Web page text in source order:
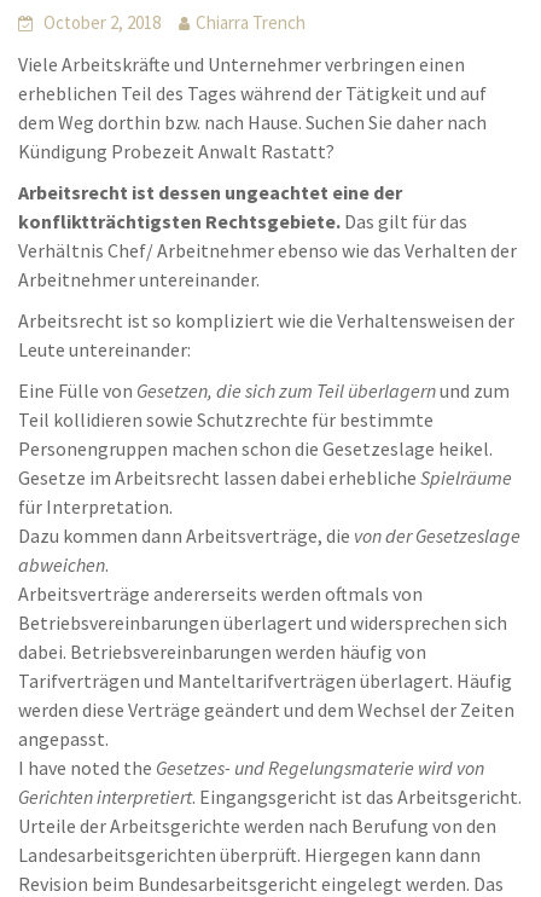
October 2, 2018 Chiarra Trench
Viele Arbeitskräfte und Unternehmer verbringen einen
erheblichen Teil des Tages während der Tätigkeit und auf
dem Weg dorthin bzw. nach Hause. Suchen Sie daher nach
Kündigung Probezeit Anwalt Rastatt?
Arbeitsrecht ist dessen ungeachtet eine der
konfliktträchtigsten Rechtsgebiete. Das gilt für das
Verhältnis Chef/ Arbeitnehmer ebenso wie das Verhalten der
Arbeitnehmer untereinander.
Arbeitsrecht ist so kompliziert wie die Verhaltensweisen der
Leute untereinander:
Eine Fülle von Gesetzen, die sich zum Teil überlagernund zum
Teil kollidieren sowie Schutzrechte für bestimmte
Personengruppen machen schon die Gesetzeslage heikel.
Gesetze im Arbeitsrecht lassen dabei erhebliche Spielräume
für Interpretation.
Dazu kommen dann Arbeitsverträge, die von der Gesetzeslage
abweichen.
Arbeitsverträge andererseits werden oftmals von
Betriebsvereinbarungen überlagert und widersprechen sich
dabei. Betriebsvereinbarungen werden häufig von
Tarifverträgen und Manteltarifverträgen überlagert. Häufig
werden diese Verträge geändert und dem Wechsel der Zeiten
angepasst.
I have noted the Gesetzes- und Regelungsmaterie wird von
Gerichten interpretiert. Eingangsgericht ist das Arbeitsgericht.
Urteile der Arbeitsgerichte werden nach Berufung von den
Landesarbeitsgerichten überprüft. Hiergegen kann dann
Revision beim Bundesarbeitsgericht eingelegt werden. Das